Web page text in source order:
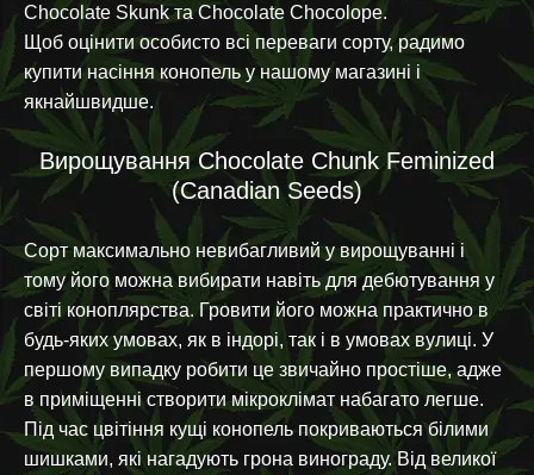
Chocolate Skunk та Chocolate Chocolope.
Щоб оцінити особисто всі переваги сорту, радимо
купити насіння конопель у нашому магазині і
якнайшвидше.
Вирощування Chocolate Chunk Feminized
(Canadian Seeds)
Сорт максимально невибагливий у вирощуванні і
тому його можна вибирати навіть для дебютування у
світі коноплярства. Гровити його можна практично в
будь-яких умовах, як в індорі, так і в умовах вулиці. У
першому випадку робити це звичайно простіше, адже
в приміщенні створити мікроклімат набагато легше.
Під час цвітіння кущі конопель покриваються білими
шишками, які нагадують грона винограду. Від великої